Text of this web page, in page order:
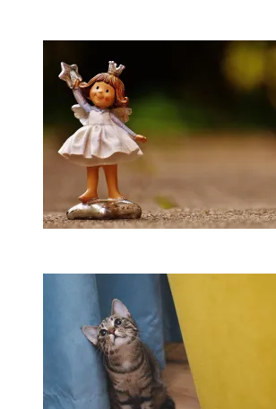
Keramika
požiūrį į namų
Ką daryti, kad katė
nedraskytų tapetų?
2026-02-07